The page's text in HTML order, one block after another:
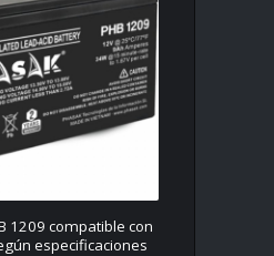
1209 compatible con
especificaciones